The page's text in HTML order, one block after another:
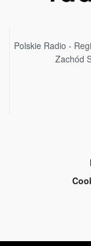
Polskie Radio -
Zachód